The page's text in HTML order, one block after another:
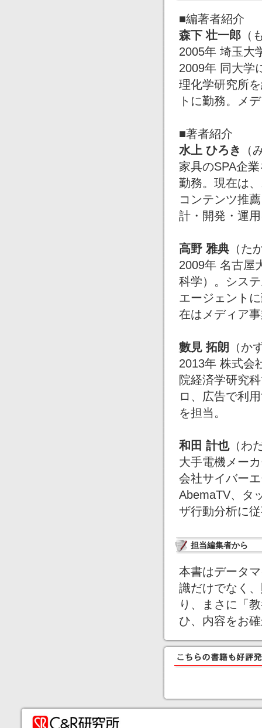
■編著者紹介
森下 壮一郎（
2005年 埼玉大
2009年 同大学
理化学研究所
トに勤務。メ
■著者紹介
水上 ひろき
（
家具のSPA企
勤務。現在は
コンテンツ推
計・開発・運
高野 雅典（た
2009年 名古屋
科学）。シス
エージェント
在はメディア
數見 拓朗
（か
2013年 株式会
院経済学研究
ロ、広告で利
を担当。
和田 計也（わ
大手電機メー
会社サイバー
AbemaTV、タ
ザ行動分析に
担当編集者から
本書はデータ
識だけでなく
り、まさに「
ひ、内容をお